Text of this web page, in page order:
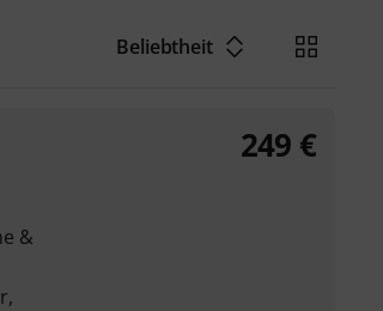
Beliebtheit
&
249 €